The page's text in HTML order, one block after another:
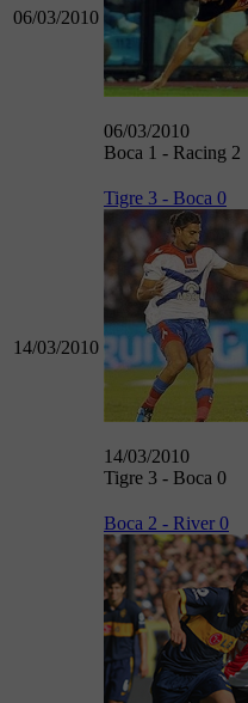
06/03/2010
06/03/2010
Boca 1 - Racing 2
14/03/2010
Tigre 3 - Boca 0
14/03/2010
Tigre 3 - Boca 0
Boca 2 - River 0